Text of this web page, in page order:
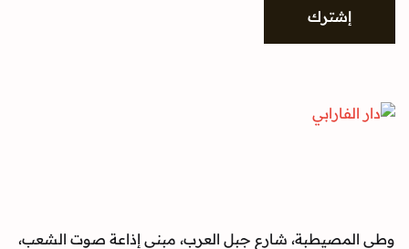
إشترك
وطى المصيطبة، شارع جبل العرب، مبنى إذاعة صوت الشعب،